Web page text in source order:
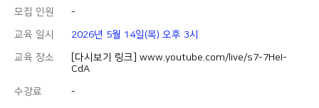
모집 인원
-
교육 일시
2026년 5월 14일(목) 오후 3시
교육 장소
[다시보기 링크] www.youtube.com/live/s7-7HeI-
CdA
수강료
-